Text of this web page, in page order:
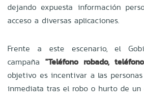
dejando expuesta información
acceso a diversas aplicaciones.
Frente a este escenario, el
campaña "Teléfono robado,
objetivo es incentivar a las
inmediata tras el robo o hurto de un